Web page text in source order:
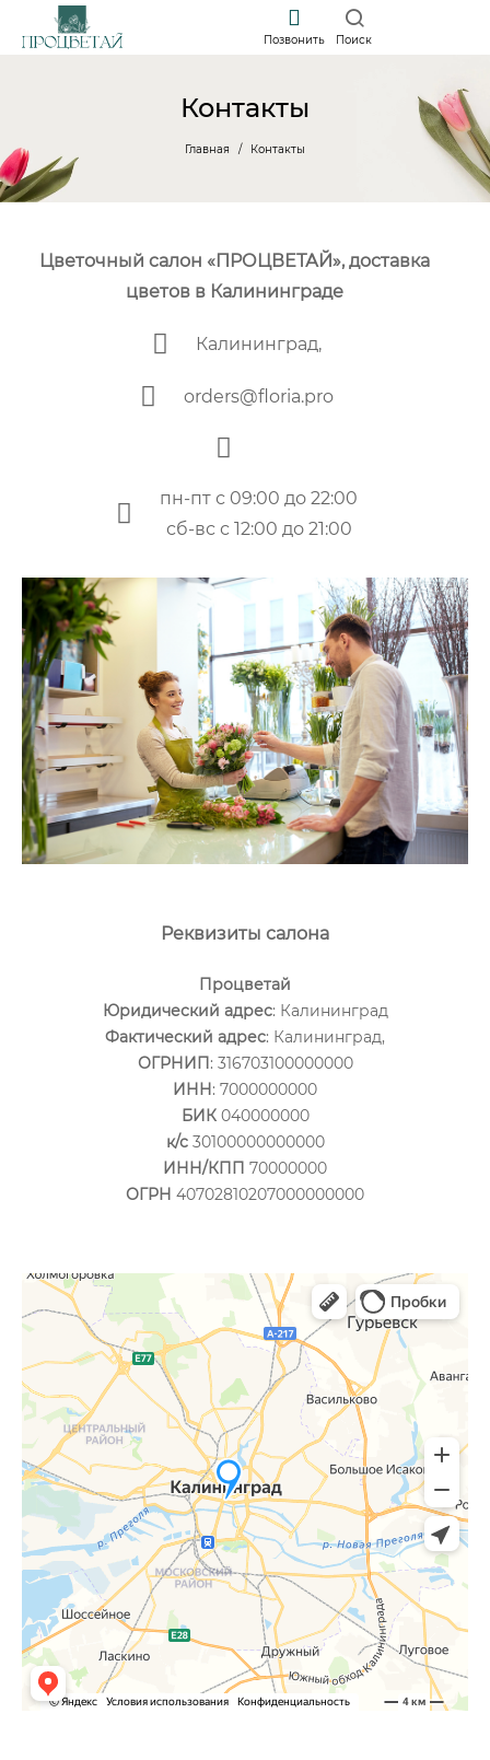
Позвонить Поиск
Контакты
Главная Контакты
Цветочный cалон «ПРОЦВЕТАЙ», доставка
цветов в Калининграде
Калининград,
orders@floria.pro
пн-пт с 09:00 до 22:00
сб-вс с 12:00 до 21:00
Реквизиты салона
Процветай
Юридический адрес: Калининград
Фактический адрес: Калининград,
ОГРНИП: 316703100000000
ИНН: 7000000000
БИК040000000
к/с30100000000000
ИНН/КПП 70000000
ОГРН 40702810207000000000